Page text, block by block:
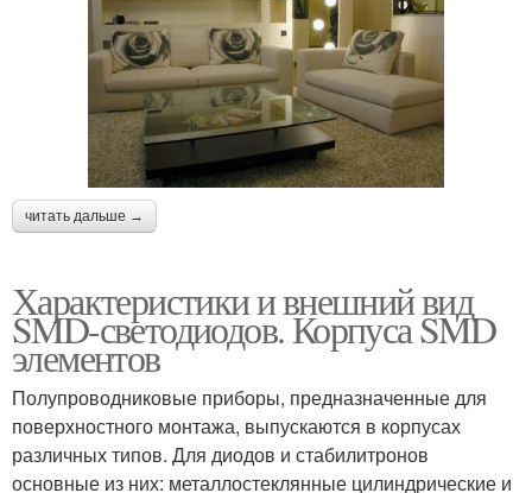
читать дальше →
Характеристики и внешний вид
SMD-светодиодов. Корпуса SMD
элементов
Полупроводниковые приборы, предназначенные для
поверхностного монтажа, выпускаются в корпусах
различных типов. Для диодов и стабилитронов
основные из них: металлостеклянные цилиндрические и